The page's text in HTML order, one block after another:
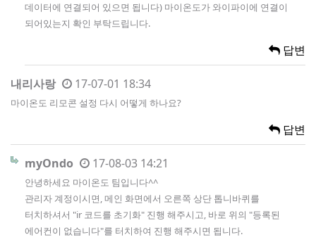
데이터에 연결되어 있으면 됩니다) 마이온도가 와이파이에 연결이
되어있는지 확인 부탁드립니다.
답변
내리사랑 17-07-01 18:34
마이온도 리모콘 설정 다시 어떻게 하나요?
답변
myOndo 17-08-03 14:21
안녕하세요 마이온도 팀입니다^^
관리자 계정이시면, 메인 화면에서 오른쪽 상단 톱니바퀴를
터치하셔서 "ir 코드를 초기화" 진행 해주시고, 바로 위의 "등록된
에어컨이 없습니다"를 터치하여 진행 해주시면 됩니다.